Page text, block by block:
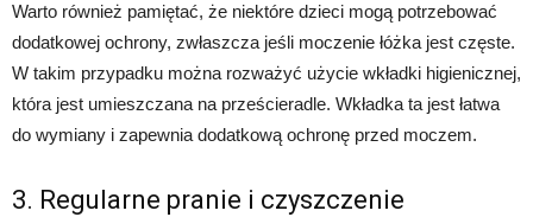
Warto również pamiętać, że niektóre dzieci mogą potrzebować
dodatkowej ochrony, zwłaszcza jeśli moczenie łóżka jest częste.
W takim przypadku można rozważyć użycie wkładki higienicznej,
która jest umieszczana na prześcieradle. Wkładka ta jest łatwa
do wymiany i zapewnia dodatkową ochronę przed moczem.
3. Regularne pranie i czyszczenie